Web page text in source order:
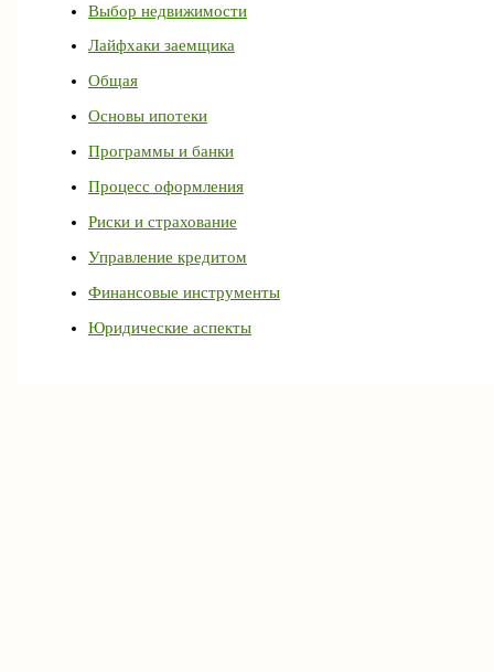
Выбор недвижимости
Лайфхаки заемщика
Общая
Основы ипотеки
Программы и банки
Процесс оформления
Риски и страхование
Управление кредитом
Финансовые инструменты
Юридические аспекты